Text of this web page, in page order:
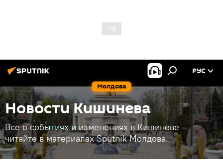
Молдова
РУС
Новости Кишинева
Все о событиях и изменениях в Кишиневе –
читайте в материалах Sputnik Молдова.